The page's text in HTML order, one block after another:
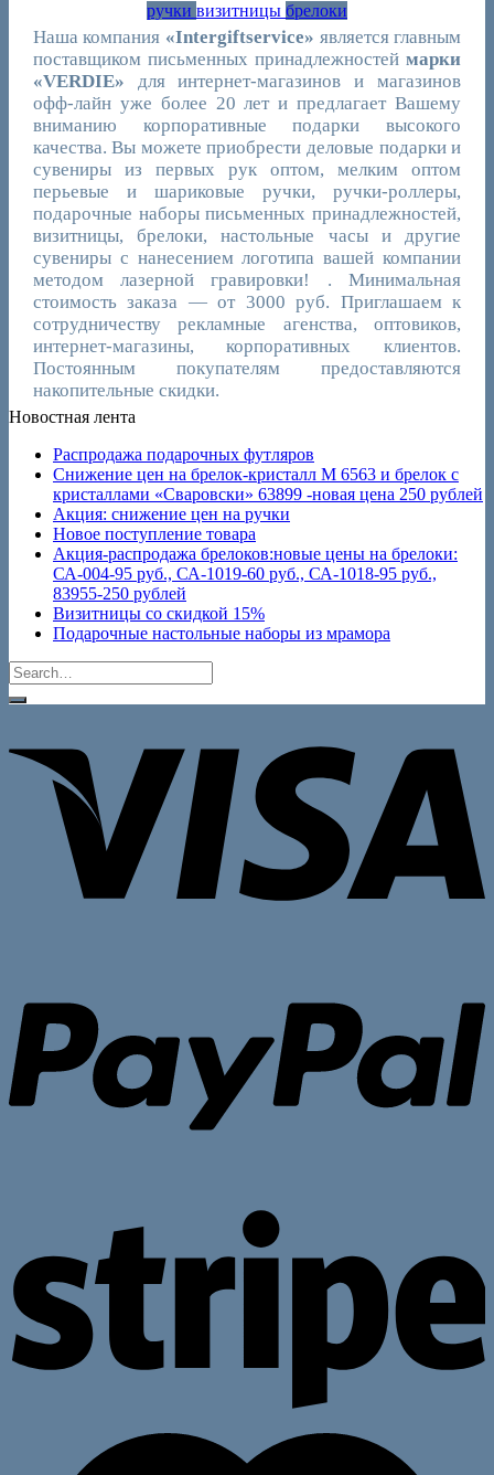
ручки визитницы брелоки
Наша компания «Intergiftservice» является главным
поставщиком письменных принадлежностеймарки
«VERDIE» для интернет-магазинов и магазинов
офф-лайн уже более 20 лет и предлагает Вашему
вниманию корпоративные подарки высокого
качества. Вы можете приобрести деловые подарки и
сувениры из первых рук оптом, мелким оптом
перьевые и шариковые ручки, ручки-роллеры,
подарочные наборы письменных принадлежностей,
визитницы, брелоки, настольные часы и другие
сувениры с нанесением логотипа вашей компании
методом лазерной гравировки! . Минимальная
стоимость заказа — от 3000 руб. Приглашаем к
сотрудничеству рекламные агенства, оптовиков,
интернет-магазины, корпоративных клиентов.
Постоянным покупателям предоставляются
накопительные скидки.
Новостная лента
Распродажа подарочных футляров
Снижение цен на брелок-кристалл M 6563 и брелок с
кристаллами «Сваровски» 63899 -новая цена 250 рублей
Акция: снижение цен на ручки
Новое поступление товара
Акция-распродажа брелоков:новые цены на брелоки:
СА-004-95 руб., СА-1019-60 руб., СА-1018-95 руб.,
83955-250 рублей
Визитницы со скидкой 15%
Подарочные настольные наборы из мрамора